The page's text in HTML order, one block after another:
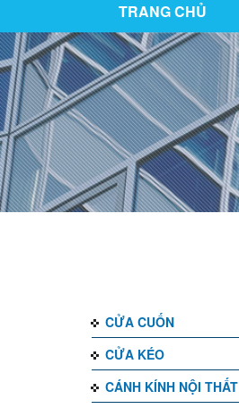
TRANG CHỦ
CỬA CUỐN
CỬA KÉO
CÁNH KÍNH NỘI THẤT